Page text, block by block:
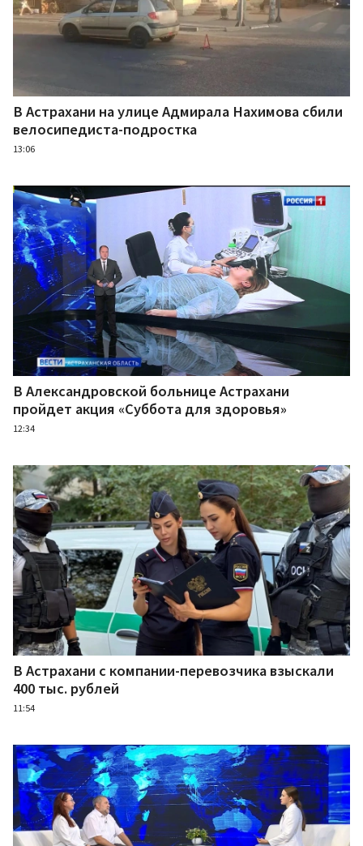
В Астрахани на улице Адмирала Нахимова сбили
велосипедиста-подростка
13:06
В Александровской больнице Астрахани
пройдет акция «Суббота для здоровья»
12:34
В Астрахани с компании-перевозчика взыскали
400 тыс. рублей
11:54